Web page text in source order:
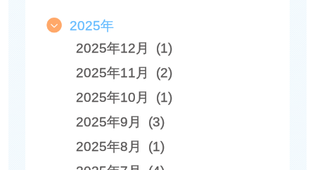
2025年
2025年12月 (1)
2025年11月 (2)
2025年10月 (1)
2025年9月 (3)
2025年8月 (1)